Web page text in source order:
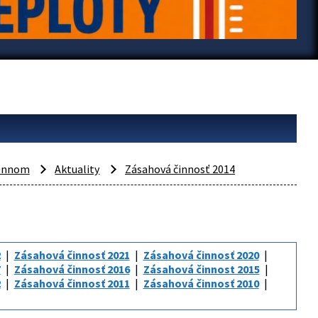
Aktuality Zásahová činnosť 2014
Zásahová činnosť 2021
Zásahová činnosť 2020
Zásahová činnosť 2016
Zásahová činnost 2015
Zásahová činnosť 2011
Zásahová činnosť 2010